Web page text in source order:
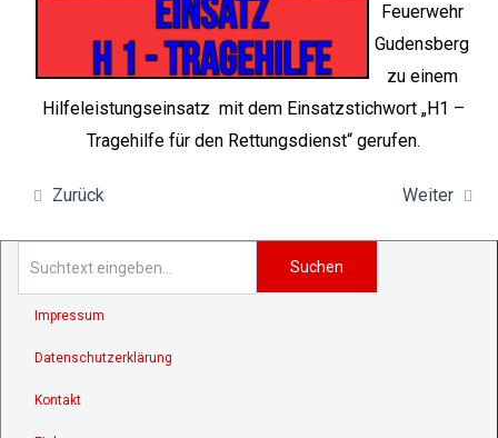
Feuerwehr
Gudensberg
zu einem
Hilfeleistungseinsatz mit dem Einsatzstichwort „H1 –
Tragehilfe für den Rettungsdienst“ gerufen.
Zurück Weiter
Suchen
Impressum
Datenschutzerklärung
Kontakt